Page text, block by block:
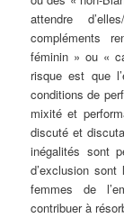
attendre
compléments
féminin » ou «
risque est que
conditions de
mixité et
discuté et
inégalités sont
d’exclusion
femmes de
contribuer à